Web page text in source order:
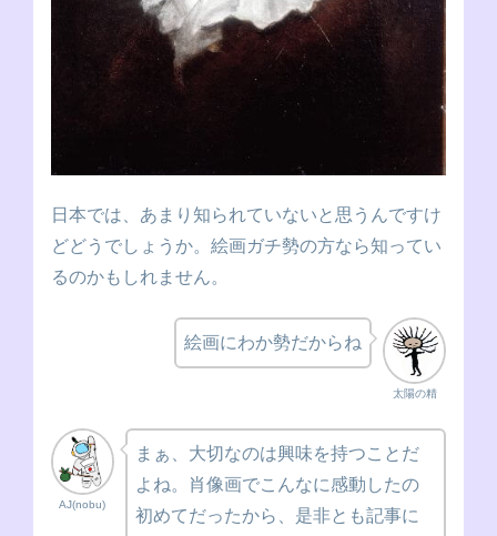
日本では、あまり知られていないと思うんですけ
どどうでしょうか。絵画ガチ勢の方なら知ってい
るのかもしれません。
太陽の精
絵画にわか勢だからね
AJ(nobu)
まぁ、大切なのは興味を持つことだ
よね。肖像画でこんなに感動したの
初めてだったから、是非とも記事に